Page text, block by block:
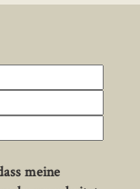
meine